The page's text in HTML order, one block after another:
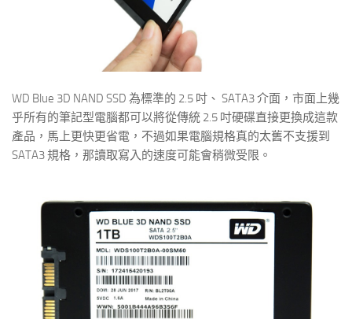
WD Blue 3D NAND SSD 為標準的 2.5 吋、 SATA3 介面，市面上幾
乎所有的筆記型電腦都可以將從傳統 2.5 吋硬碟直接更換成這款
產品，馬上更快更省電，不過如果電腦規格真的太舊不支援到
SATA3 規格，那讀取寫入的速度可能會稍微受限。